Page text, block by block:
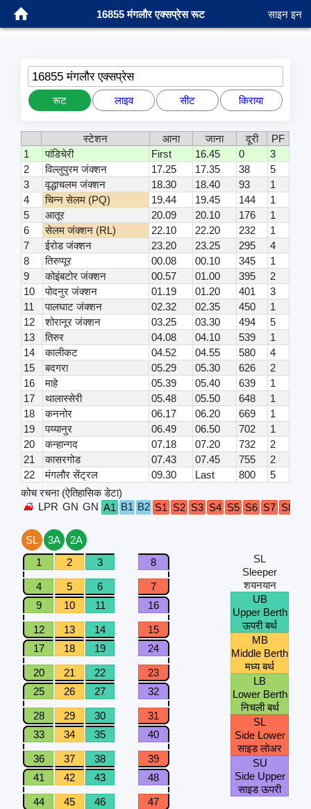
16855 मंगलौर एक्सप्रेस रूट साइन इन
16855 मंगलौर एक्सप्रेस
रूट लाइव सीट किराया
स्टेशन आना जाना दूरी
PF
1
पांडिचेरी First 16.45 0
3
2
विल्लुपुरम जंक्शन 17.25 17.35 38
5
3
वृद्धाचलम जंक्शन 18.30 18.40 93
1
4
चिन्न सेलम (PQ) 19.44 19.45 144
1
5
आतूर 20.09 20.10 176
1
6
सेलम जंक्शन (RL) 22.10 22.20 232
1
7
ईरोड जंक्शन 23.20 23.25 295
4
8
तिरुप्पूर 00.08 00.10 345
1
9
कोइंबटोर जंक्शन 00.57 01.00 395
2
10
पोदनुर जंक्शन 01.19 01.20 401
3
11
पालघाट जंक्शन 02.32 02.35 450
1
12
शोरानूर जंक्शन 03.25 03.30 494
5
13
तिरुर 04.08 04.10 539
1
14
कालीकट 04.52 04.55 580
4
15
बदगरा 05.29 05.30 626
2
16
माहे 05.39 05.40 639
1
17
थालास्सेरी 05.48 05.50 648
1
18
कननोर 06.17 06.20 669
1
19
पय्यानुर 06.49 06.50 702
1
20
कन्हान्गद 07.18 07.20 732
2
21
कासरगोड 07.43 07.45 755
2
22
मंगलौर सेंट्रल 09.30 Last 800
5
कोच रचना (ऐतिहासिक डेटा)
LPR GN GN A1 B1 B2 S1 S2 S3 S4 S5 S6 S7 S8
SL 3A
2A
1
2 3 8
4 5 6
7
9
10 11 16
12 13 14
15
17
18 19 24
20 21 22
23
25
26 27 32
28 29 30
31
33
34 35 40
36 37 38
39
41
42 43 48
44 45 46
47
SL
Sleeper
शयनयान
UB
Upper Berth
ऊपरी बर्थ
MB
Middle Berth
मध्य बर्थ
LB
Lower Berth
निचली बर्थ
SL
Side Lower
साइड लोअर
SU
Side Upper
साइड ऊपरी